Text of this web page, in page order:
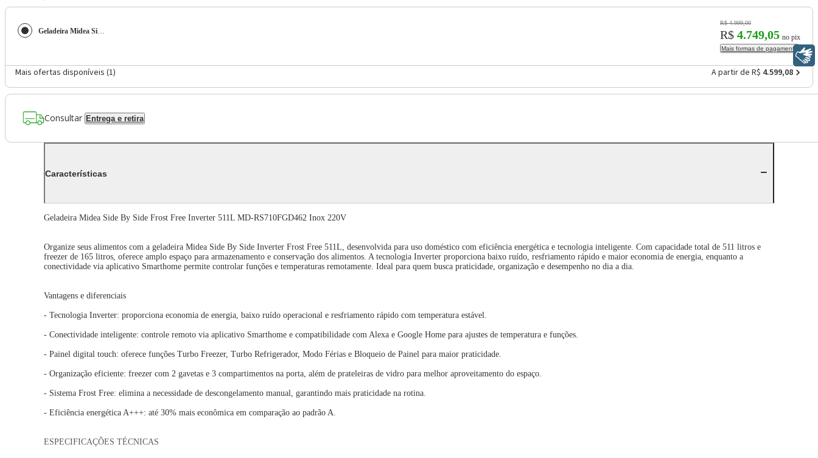
Geladeira Midea Side By Side Frost Free Inverter 511L MD-RS710FGD462 Inox 220V
R$ 4.999,00
R$ 4.749,05 no pix
Mais formas de pagamento
Mais ofertas disponíveis (1) A partir de R$ 4.599,08
Consultar Entrega e retira
Características
Geladeira Midea Side By Side Frost Free Inverter 511L MD-RS710FGD462 Inox 220V
Organize seus alimentos com a geladeira Midea Side By Side Inverter Frost Free 511L, desenvolvida para uso doméstico com eficiência energética e tecnologia inteligente. Com capacidade total de 511 litros e
freezer de 165 litros, oferece amplo espaço para armazenamento e conservação dos alimentos. A tecnologia Inverter proporciona baixo ruído, resfriamento rápido e maior economia de energia, enquanto a
conectividade via aplicativo Smarthome permite controlar funções e temperaturas remotamente. Ideal para quem busca praticidade, organização e desempenho no dia a dia.
Vantagens e diferenciais
- Tecnologia Inverter: proporciona economia de energia, baixo ruído operacional e resfriamento rápido com temperatura estável.
- Conectividade inteligente: controle remoto via aplicativo Smarthome e compatibilidade com Alexa e Google Home para ajustes de temperatura e funções.
- Painel digital touch: oferece funções Turbo Freezer, Turbo Refrigerador, Modo Férias e Bloqueio de Painel para maior praticidade.
- Organização eficiente: freezer com 2 gavetas e 3 compartimentos na porta, além de prateleiras de vidro para melhor aproveitamento do espaço.
- Sistema Frost Free: elimina a necessidade de descongelamento manual, garantindo mais praticidade na rotina.
- Eficiência energética A+++: até 30% mais econômica em comparação ao padrão A.
ESPECIFICAÇÕES TÉCNICAS
Libras